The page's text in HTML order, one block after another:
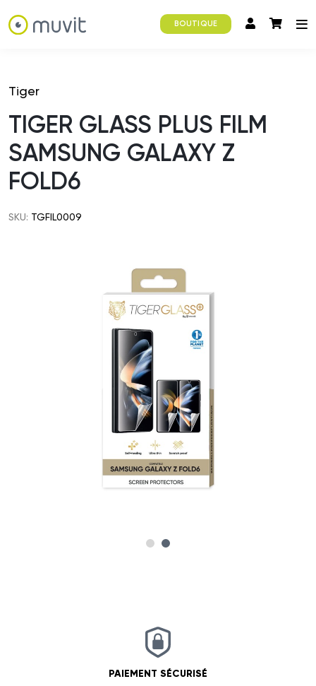
BOUTIQUE
Tiger
TIGER GLASS PLUS FILM
SAMSUNG GALAXY Z
FOLD6
SKU: TGFIL0009
PAIEMENT SÉCURISÉ